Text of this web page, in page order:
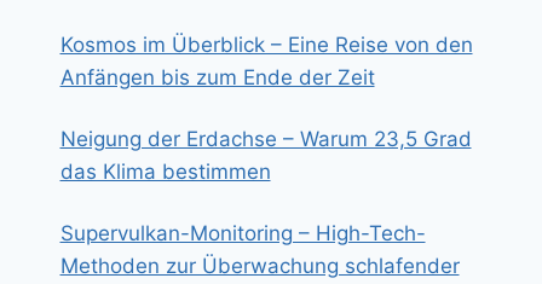
Kosmos im Überblick – Eine Reise von den
Anfängen bis zum Ende der Zeit
Neigung der Erdachse – Warum 23,5 Grad
das Klima bestimmen
Supervulkan-Monitoring – High-Tech-
Methoden zur Überwachung schlafender